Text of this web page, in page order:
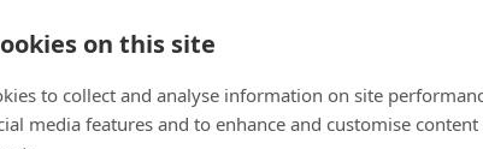
on this site
to collect and analyse information on site
media features and to enhance and customise content
i fokus och genomför just nu en
om och monteras tillbaka. Under sommaren
norra fasaden. Arbetet fortsätter nu med den